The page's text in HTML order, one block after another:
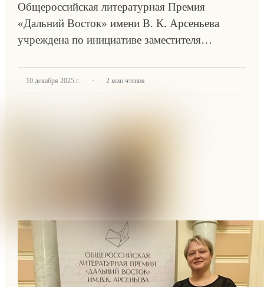
Общероссийская литературная Премия
«Дальний Восток» имени В. К. Арсеньева
учреждена по инициативе заместителя…
10 декабря 2025 г. · 2 мин чтения